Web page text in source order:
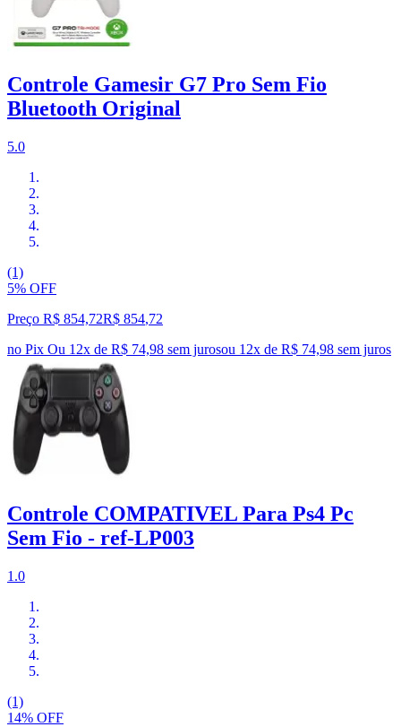
Controle Gamesir G7 Pro Sem Fio
Bluetooth Original
5.0
(1)
5% OFF
Preço R$ 854,72R$ 854,72
no Pix Ou 12x de R$ 74,98 sem jurosou 12x de R$ 74,98 sem juros
Controle COMPATIVEL Para Ps4 Pc
Sem Fio - ref-LP003
1.0
(1)
14% OFF